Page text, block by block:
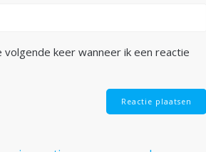
keer wanneer ik een reactie